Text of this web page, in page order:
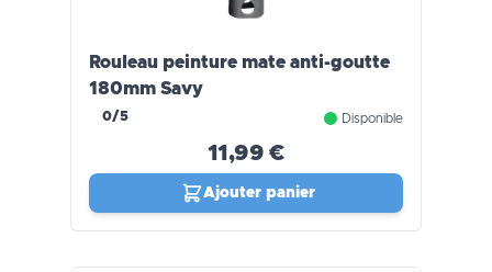
Rouleau peinture mate anti-goutte
180mm Savy
0/5 Disponible
11,99 €
Ajouter panier